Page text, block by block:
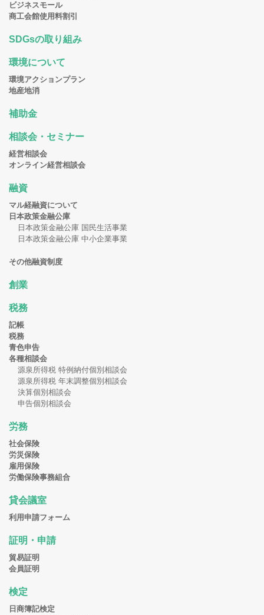
ビジネスモール
商工会館使用料割引
SDGsの取り組み
環境について
環境アクションプラン
地産地消
補助金
相談会・セミナー
経営相談会
オンライン経営相談会
融資
マル経融資について
日本政策金融公庫
日本政策金融公庫 国民生活事業
日本政策金融公庫 中小企業事業
その他融資制度
創業
税務
記帳
税務
青色申告
各種相談会
源泉所得税 特例納付個別相談会
源泉所得税 年末調整個別相談会
決算個別相談会
申告個別相談会
労務
社会保険
労災保険
雇用保険
労働保険事務組合
貸会議室
利用申請フォーム
証明・申請
貿易証明
会員証明
検定
日商簿記検定